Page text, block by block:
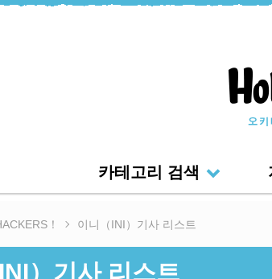
카테고리 검색
！ 이니（INI）기사 리스트
）기사 리스트